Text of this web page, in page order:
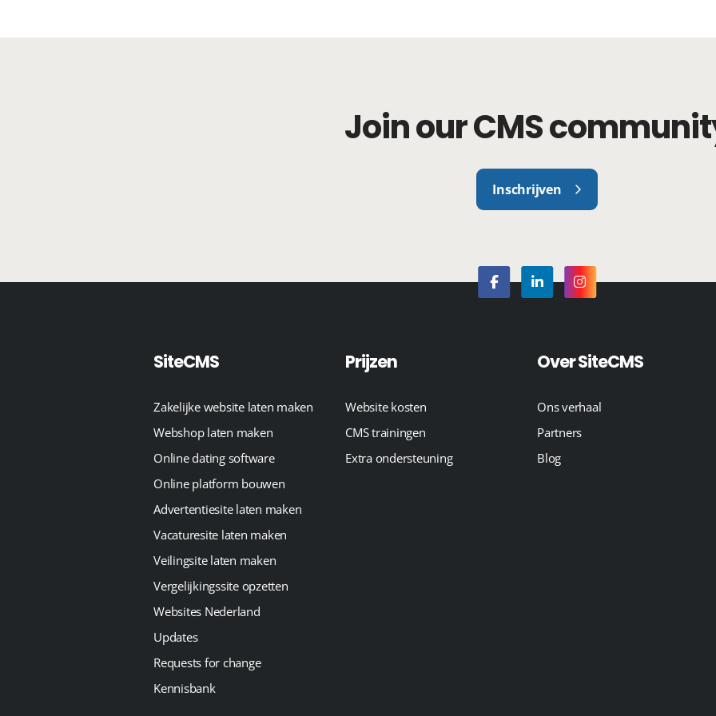
Join our CMS
Inschrijven
SiteCMS
Zakelijke website laten maken
Webshop laten maken
Online dating software
Online platform bouwen
Advertentiesite laten maken
Vacaturesite laten maken
Veilingsite laten maken
Vergelijkingssite opzetten
Websites Nederland
Updates
Requests for change
Kennisbank
Prijzen
Website kosten
CMS trainingen
Extra ondersteuning
Over SiteCMS
Ons verhaal
Partners
Blog